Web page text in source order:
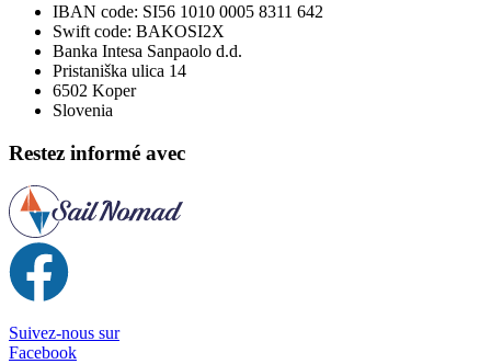
IBAN code: SI56 1010 0005 8311 642
Swift code: BAKOSI2X
Banka Intesa Sanpaolo d.d.
Pristaniška ulica 14
6502 Koper
Slovenia
Restez informé avec
Suivez-nous sur
Facebook